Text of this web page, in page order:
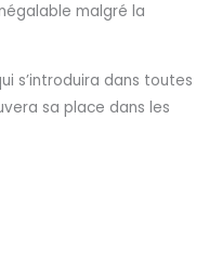
malgré la
s’introduira dans toutes
sa place dans les